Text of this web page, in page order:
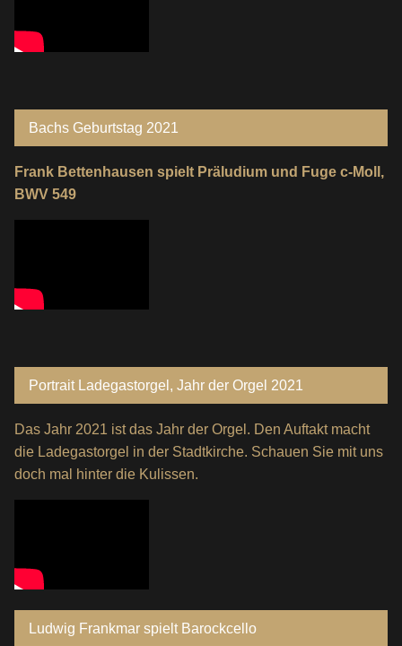
Bachs Geburtstag 2021
Frank Bettenhausen spielt Präludium und Fuge c-Moll,
BWV 549
Portrait Ladegastorgel, Jahr der Orgel 2021
Das Jahr 2021 ist das Jahr der Orgel. Den Auftakt macht
die Ladegastorgel in der Stadtkirche. Schauen Sie mit uns
doch mal hinter die Kulissen.
Ludwig Frankmar spielt Barockcello